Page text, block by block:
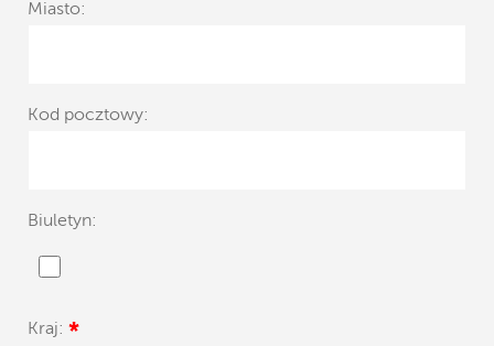
Miasto:
Kod pocztowy:
Biuletyn:
Kraj: *